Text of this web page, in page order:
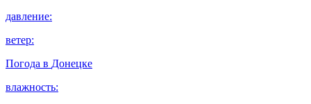
давление:
ветер:
Погода в Донецке
влажность: